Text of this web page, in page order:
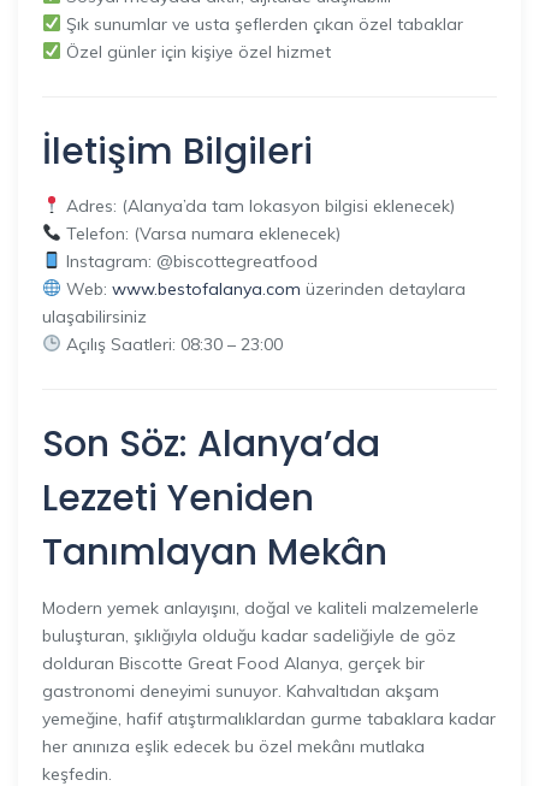
Şık sunumlar ve usta şeflerden çıkan özel tabaklar
Özel günler için kişiye özel hizmet
İletişim Bilgileri
Adres: (Alanya’da tam lokasyon bilgisi eklenecek)
Telefon: (Varsa numara eklenecek)
Instagram: @biscottegreatfood
Web: www.bestofalanya.com üzerinden detaylara
ulaşabilirsiniz
Açılış Saatleri: 08:30 – 23:00
Son Söz: Alanya’da
Lezzeti Yeniden
Tanımlayan Mekân
Modern yemek anlayışını, doğal ve kaliteli malzemelerle
buluşturan, şıklığıyla olduğu kadar sadeliğiyle de göz
dolduran Biscotte Great Food Alanya, gerçek bir
gastronomi deneyimi sunuyor. Kahvaltıdan akşam
yemeğine, hafif atıştırmalıklardan gurme tabaklara kadar
her anınıza eşlik edecek bu özel mekânı mutlaka
keşfedin.